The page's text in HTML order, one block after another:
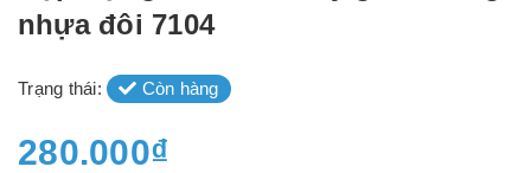
nhựa đôi 7104
Trạng thái: Còn hàng
280.000₫